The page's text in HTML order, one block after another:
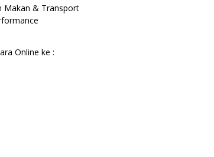
Makan & Transport
Online ke :